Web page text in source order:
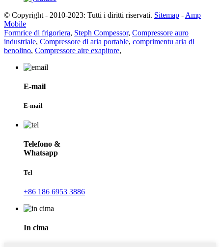
© Copyright - 2010-2023: Tutti i diritti riservati. Sitemap - Amp
Mobile
Formrice di frigoriera, Steph Compessor, Compressore auro
industriale, Compressore di aria portable, comprimentu aria di
benolino, Compressore aire exapitore,
E-mail
E-mail
Telefono &
Whatsapp
Tel
+86 186 6953 3886
In cima